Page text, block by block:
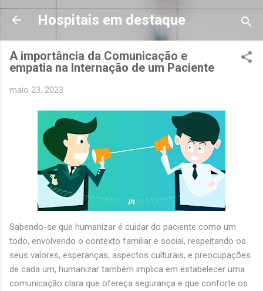
Pular para o conteúdo principal
Hospitais em destaque
A importância da Comunicação e
empatia na Internação de um Paciente
maio 23, 2023
Sabendo-se que humanizar é cuidar do paciente como um
todo, envolvendo o contexto familiar e social, respeitando os
seus valores, esperanças, aspectos culturais, e preocupações
de cada um, humanizar também implica em estabelecer uma
comunicação clara que ofereça segurança e que conforte os